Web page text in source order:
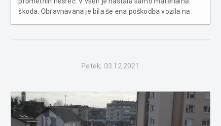
škoda. Obravnavana je bila še ena poškodba vozila na
Petek, 03.12.2021